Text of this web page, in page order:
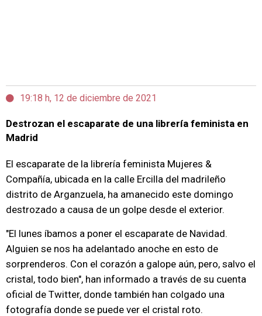
19:18 h, 12 de diciembre de 2021
Destrozan el escaparate de una librería feminista en
Madrid
El escaparate de la librería feminista Mujeres &
Compañía, ubicada en la calle Ercilla del madrileño
distrito de Arganzuela, ha amanecido este domingo
destrozado a causa de un golpe desde el exterior.
"El lunes íbamos a poner el escaparate de Navidad.
Alguien se nos ha adelantado anoche en esto de
sorprenderos. Con el corazón a galope aún, pero, salvo el
cristal, todo bien", han informado a través de su cuenta
oficial de Twitter, donde también han colgado una
fotografía donde se puede ver el cristal roto.